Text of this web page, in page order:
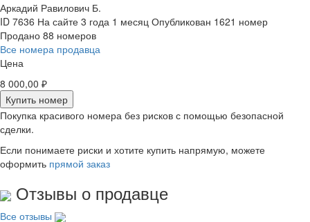
Аркадий Равилович Б.
ID 7636 На сайте 3 года 1 месяц Опубликован 1621 номер
Продано 88 номеров
Все номера продавца
Цена
8 000,00 ₽
Купить номер
Покупка красивого номера без рисков с помощью безопасной
сделки.
Если понимаете риски и хотите купить напрямую, можете
оформить прямой заказ
Отзывы о продавце
Все отзывы